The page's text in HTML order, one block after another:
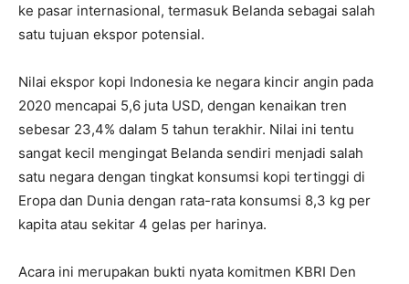
ke pasar internasional, termasuk Belanda sebagai salah
satu tujuan ekspor potensial.
Nilai ekspor kopi Indonesia ke negara kincir angin pada
2020 mencapai 5,6 juta USD, dengan kenaikan tren
sebesar 23,4% dalam 5 tahun terakhir. Nilai ini tentu
sangat kecil mengingat Belanda sendiri menjadi salah
satu negara dengan tingkat konsumsi kopi tertinggi di
Eropa dan Dunia dengan rata-rata konsumsi 8,3 kg per
kapita atau sekitar 4 gelas per harinya.
Acara ini merupakan bukti nyata komitmen KBRI Den